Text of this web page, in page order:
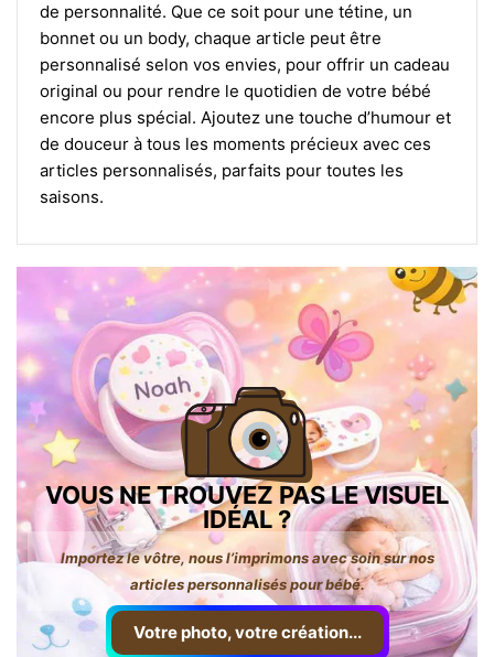
de personnalité. Que ce soit pour une tétine, un
bonnet ou un body, chaque article peut être
personnalisé selon vos envies, pour offrir un cadeau
original ou pour rendre le quotidien de votre bébé
encore plus spécial. Ajoutez une touche d’humour et
de douceur à tous les moments précieux avec ces
articles personnalisés, parfaits pour toutes les
saisons.
VOUS NE TROUVEZ PAS LE VISUEL
IDÉAL ?
Importez le vôtre, nous l’imprimons avec soin sur nos
articles personnalisés pour bébé.
Votre photo, votre création...